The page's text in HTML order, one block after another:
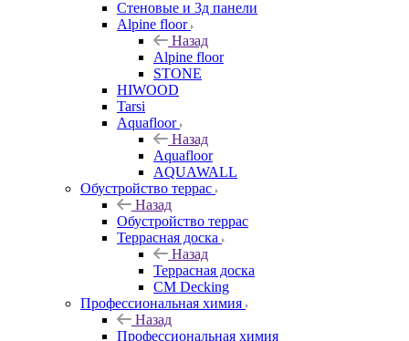
Стеновые и 3д панели
Alpine floor
Назад
Alpine floor
STONE
HIWOOD
Tarsi
Aquafloor
Назад
Aquafloor
AQUAWALL
Обустройство террас
Назад
Обустройство террас
Террасная доска
Назад
Террасная доска
CM Decking
Профессиональная химия
Назад
Профессиональная химия